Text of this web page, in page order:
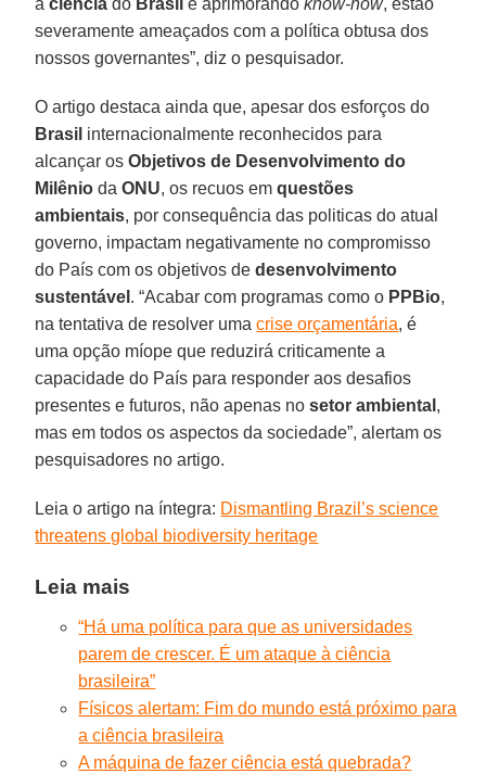
severamente ameaçados com a política obtusa dos
nossos governantes”, diz o pesquisador.
O artigo destaca ainda que, apesar dos esforços do
Brasil internacionalmente reconhecidos para
alcançar osObjetivos de Desenvolvimento do
Milênio daONU, os recuos emquestões
ambientais, por consequência das politicas do atual
governo, impactam negativamente no compromisso
do País com os objetivos dedesenvolvimento
sustentável . “Acabar com programas como o PPBio,
na tentativa de resolver umacrise orçamentária, é
uma opção míope que reduzirá criticamente a
capacidade do País para responder aos desafios
presentes e futuros, não apenas nosetor ambiental ,
mas em todos os aspectos da sociedade”, alertam os
pesquisadores no artigo.
Leia o artigo na íntegra: Dismantling Brazil’s science
threatens global biodiversity heritage
Leia mais
“Há uma política para que as universidades
parem de crescer. É um ataque à ciência
brasileira”
Físicos alertam: Fim do mundo está próximo para
a ciência brasileira
A máquina de fazer ciência está quebrada?